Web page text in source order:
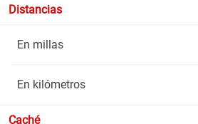
Distancias
En millas
En kilómetros
Caché